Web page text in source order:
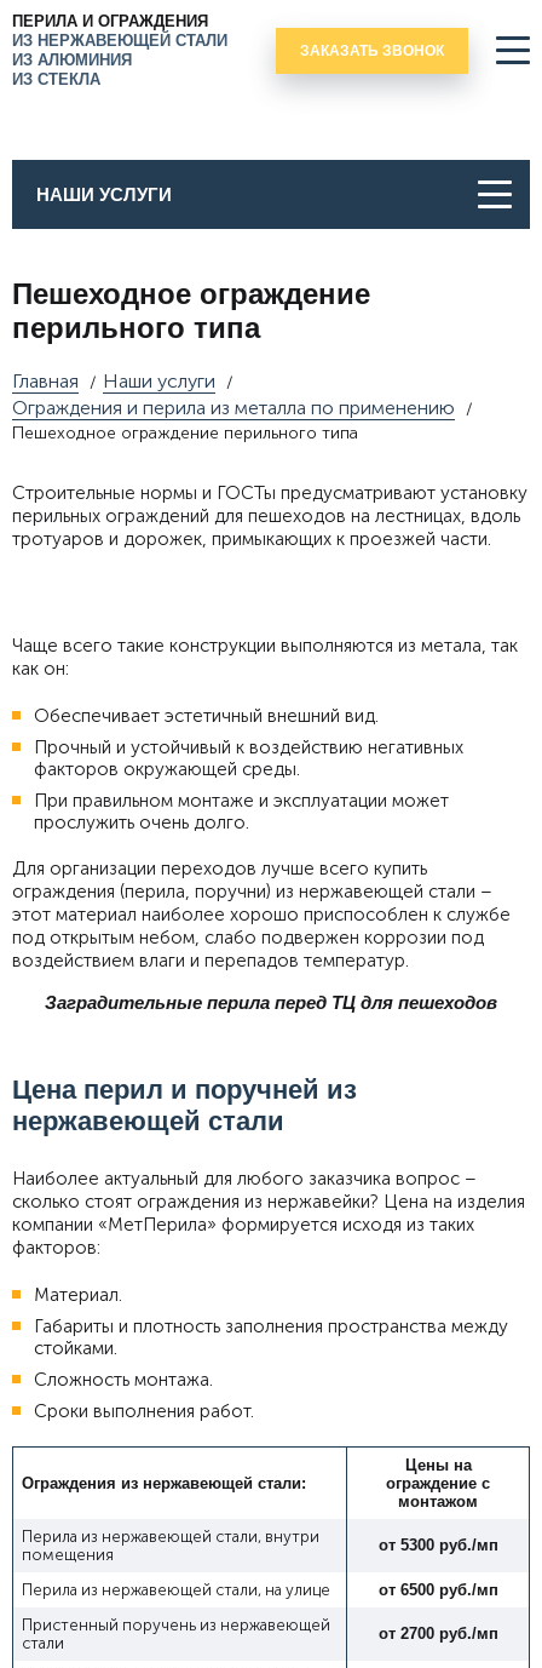
ПЕРИЛА И ОГРАЖДЕНИЯ
ИЗ НЕРЖАВЕЮЩЕЙ СТАЛИ
ИЗ АЛЮМИНИЯ
ИЗ СТЕКЛА
ЗАКАЗАТЬ ЗВОНОК
НАШИ УСЛУГИ
Пешеходное ограждение
перильного типа
Главная / Наши услуги /
Ограждения и перила из металла по применению
/
Пешеходное ограждение перильного типа
Строительные нормы и ГОСТы предусматривают установку
перильных ограждений для пешеходов на лестницах, вдоль
тротуаров и дорожек, примыкающих к проезжей части.
Чаще всего такие конструкции выполняются из метала, так
как он:
Обеспечивает эстетичный внешний вид.
Прочный и устойчивый к воздействию негативных
факторов окружающей среды.
При правильном монтаже и эксплуатации может
прослужить очень долго.
Для организации переходов лучше всего купить
ограждения (перила, поручни) из нержавеющей стали –
этот материал наиболее хорошо приспособлен к службе
под открытым небом, слабо подвержен коррозии под
воздействием влаги и перепадов температур.
Заградительные перила перед ТЦ для пешеходов
Цена перил и поручней из
нержавеющей стали
Наиболее актуальный для любого заказчика вопрос –
сколько стоят ограждения из нержавейки? Цена на изделия
компании «МетПерила» формируется исходя из таких
факторов:
Материал.
Габариты и плотность заполнения пространства между
стойками.
Сложность монтажа.
Сроки выполнения работ.
Ограждения из нержавеющей стали:
Цены на
ограждение с
монтажом
Перила из нержавеющей стали, внутри
помещения
от 5300 руб./мп
Перила из нержавеющей стали, на улице
от 6500 руб./мп
Пристенный поручень из нержавеющей
стали
от 2700 руб./мп